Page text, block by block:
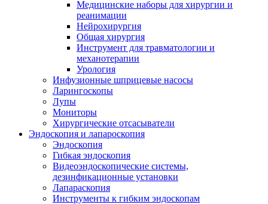
Медицинские наборы для хирургии и
реанимации
Нейрохирургия
Общая хирургия
Инструмент для травматологии и
механотерапии
Урология
Инфузионные шприцевые насосы
Ларингоскопы
Лупы
Мониторы
Хирургические отсасыватели
Эндоскопия и лапароскопия
Эндоскопия
Гибкая эндоскопия
Видеоэндоскопические системы,
дезинфикационные установки
Лапараскопия
Инструменты к гибким эндоскопам